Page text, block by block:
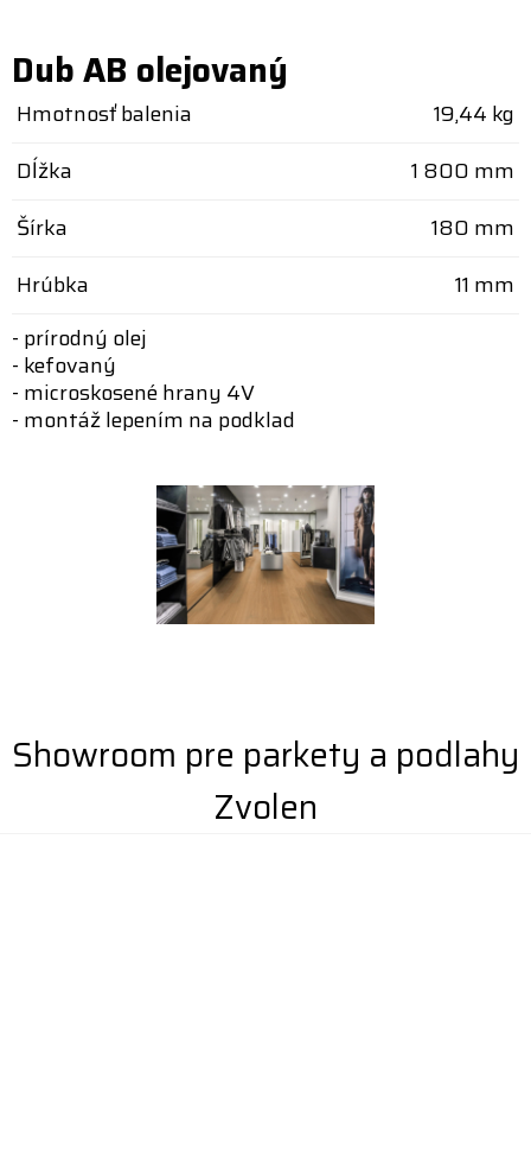
Dub AB olejovaný
Hmotnosť balenia
19,44 kg
Dĺžka
1 800 mm
Šírka
180 mm
Hrúbka
11 mm
- prírodný olej
- kefovaný
- microskosené hrany 4V
- montáž lepením na podklad
Showroom pre parkety a podlahy
Zvolen